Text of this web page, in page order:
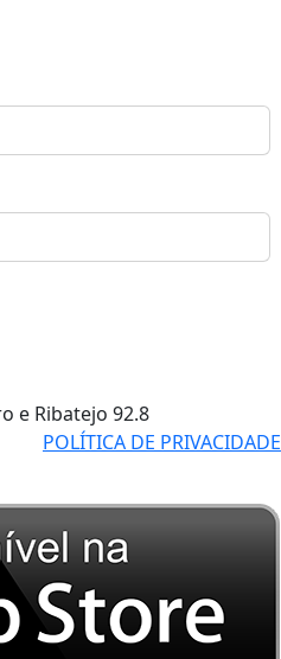
e Ribatejo 92.8
POLÍTICA DE PRIVACIDADE